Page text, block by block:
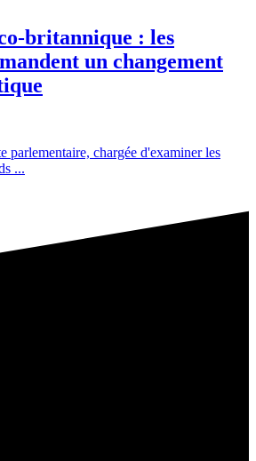
britannique : les
un changement
parlementaire, chargée d'examiner les
...